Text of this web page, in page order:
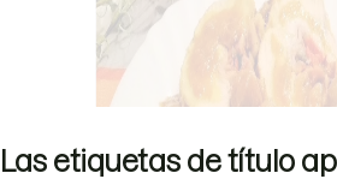
Las etiquetas de título